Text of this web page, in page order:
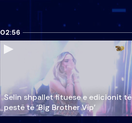
02:56
Selin shpallet fituese e edicionit të
pestë të ‘Big Brother Vip’